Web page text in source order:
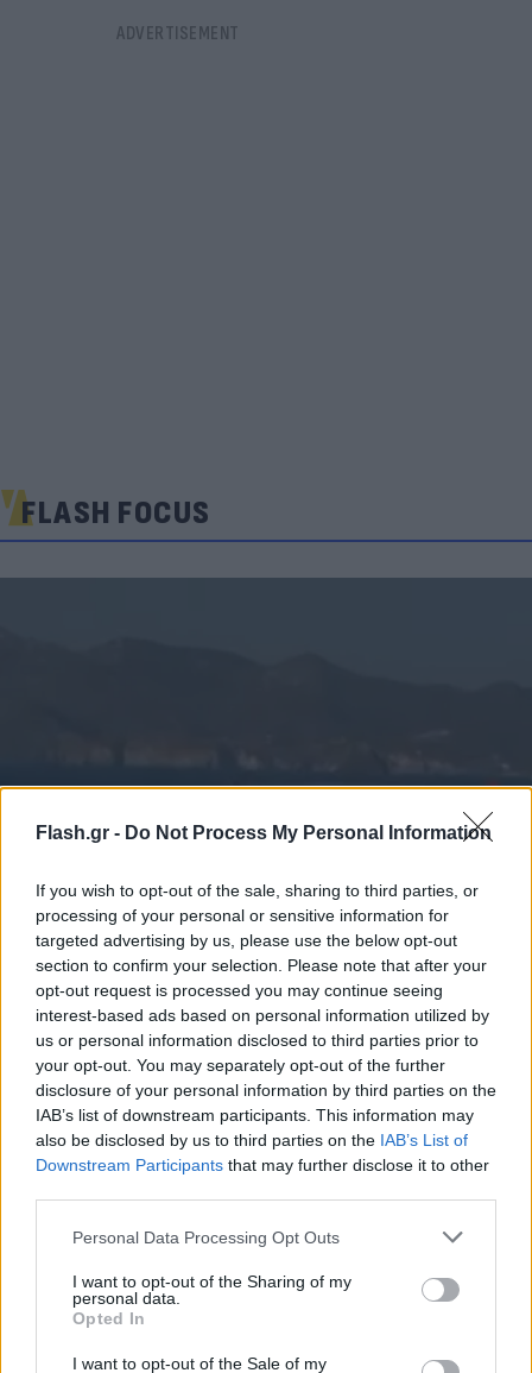
Flash.gr - Do Not Process My Personal Information
If you wish to opt-out of the sale, sharing to third parties, or
processing of your personal or sensitive information for
targeted advertising by us, please use the below opt-out
section to confirm your selection. Please note that after your
opt-out request is processed you may continue seeing
interest-based ads based on personal information utilized by
us or personal information disclosed to third parties prior to
your opt-out. You may separately opt-out of the further
disclosure of your personal information by third parties on the
IAB’s list of downstream participants. This information may
also be disclosed by us to third parties on the IAB’s List of
Downstream Participants that may further disclose it to other
Please note that this website/app uses one or more Google
not limited to your visit or usage behaviour. You may click to
grant or deny consent to Google and its third-party tags to
use your data for below specified purposes in below Google
consent section.
Personal Data Processing Opt Outs
I want to opt-out of the Sharing of my
personal data.
Opted In
I want to opt-out of the Sale of my
FLASH FOCUS
Μήλος: «Πάρκαρε» ελικόπτερο στο
Σαρακήνικο και πήγε για μπάνιο με την
παρέα του